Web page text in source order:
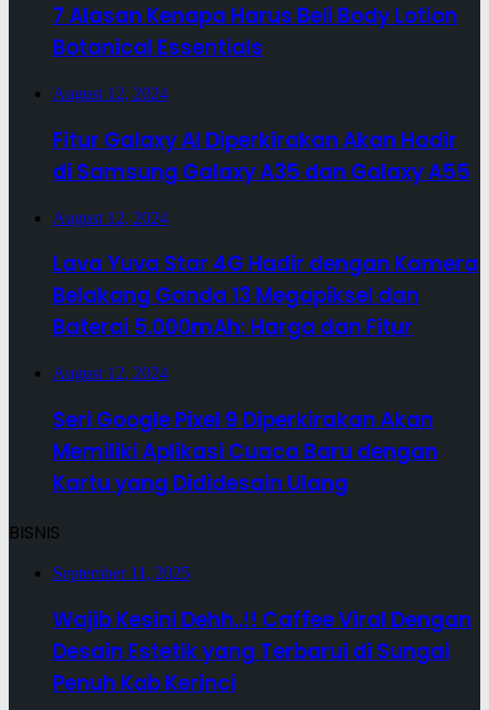
7 Alasan Kenapa Harus Beli Body Lotion
Botanical Essentials
August 12, 2024
Fitur Galaxy AI Diperkirakan Akan Hadir
di Samsung Galaxy A35 dan Galaxy A55
August 12, 2024
Lava Yuva Star 4G Hadir dengan Kamera
Belakang Ganda 13 Megapiksel dan
Baterai 5.000mAh: Harga dan Fitur
August 12, 2024
Seri Google Pixel 9 Diperkirakan Akan
Memiliki Aplikasi Cuaca Baru dengan
Kartu yang Dididesain Ulang
BISNIS
September 11, 2025
Wajib Kesini Dehh..!! Caffee Viral Dengan
Desain Estetik yang Terbarui di Sungai
Penuh Kab Kerinci